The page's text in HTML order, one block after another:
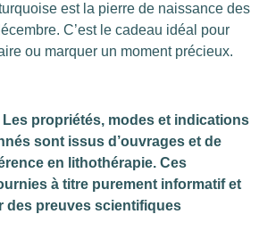
est la pierre de naissance des
C’est le cadeau idéal pour
ou marquer un moment précieux.
Les propriétés, modes et indications
sont issus d’ouvrages et de
en lithothérapie. Ces
à titre purement informatif et
des preuves scientifiques